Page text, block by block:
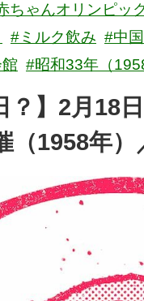
ちゃんオリンピッ
#ミルク飲み #中国
#昭和33年（
？】2月18
（1958年